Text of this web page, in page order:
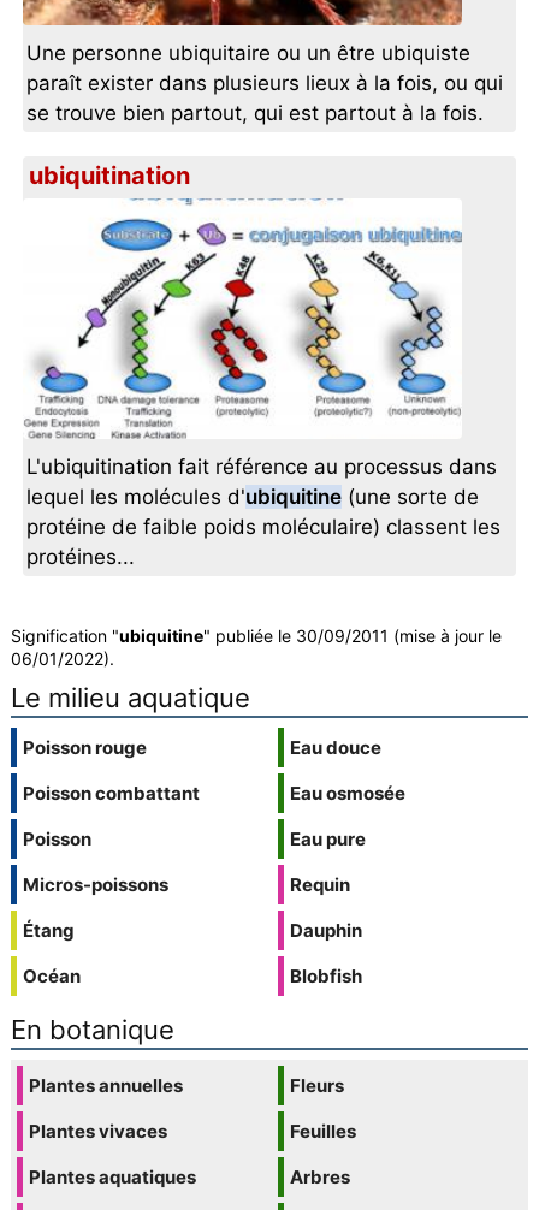
Une personne ubiquitaire ou un être ubiquiste
paraît exister dans plusieurs lieux à la fois, ou qui
se trouve bien partout, qui est partout à la fois.
ubiquitination
L'ubiquitination fait référence au processus dans
lequel les molécules d'ubiquitine (une sorte de
protéine de faible poids moléculaire) classent les
protéines...
Signification "ubiquitine" publiée le 30/09/2011 (mise à jour le
06/01/2022).
Le milieu aquatique
Poisson rouge
Poisson combattant
Poisson
Micros-poissons
Étang
Océan
Eau douce
Eau osmosée
Eau pure
Requin
Dauphin
Blobfish
En botanique
Plantes annuelles
Plantes vivaces
Plantes aquatiques
Fleurs
Feuilles
Arbres